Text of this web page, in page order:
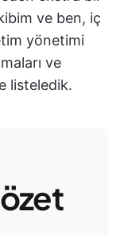
ve ben, iç
yönetimi
ve
listeledik.